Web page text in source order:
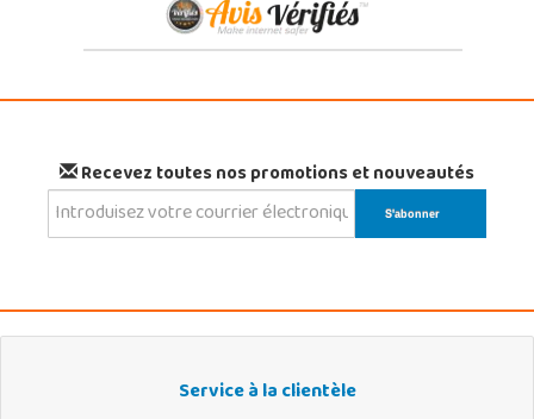
Recevez toutes nos promotions et nouveautés
Service à la clientèle